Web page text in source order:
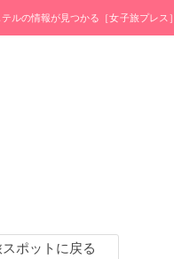
ルの情報が見つかる［女子旅プレス］
ポットに戻る